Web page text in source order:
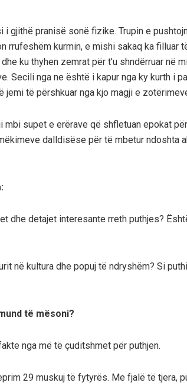
i gjithë pranisë sonë fizike. Trupin e
rrufeshëm kurmin, e mishi sakaq ka filluar
ku thyhen zemrat për t’u shndërruar në
Secili nga ne është i kapur nga ky kurth i
jemi të përshkuar nga kjo magji e
mbi supet e erërave që shfletuan epokat
dalldisëse për të mbetur ndoshta
dhe detajet interesante rreth puthjes?
në kultura dhe popuj të ndryshëm? Si
të mësoni?
nga më të çuditshmet për puthjen.
29 muskuj të fytyrës. Me fjalë të tjera,